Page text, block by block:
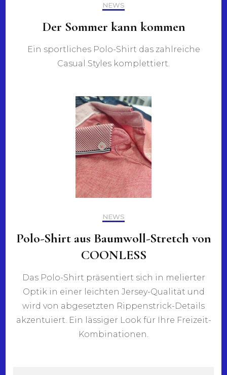
NEWS
Der Sommer kann kommen
Ein sportliches Polo-Shirt das zahlreiche
Casual Styles komplettiert.
NEWS
Polo-Shirt aus Baumwoll-Stretch von
COONLESS
Das Polo-Shirt präsentiert sich in melierter
Optik in einer leichten Jersey-Qualität und
wird von abgesetzten Rippenstrick-Details
akzentuiert. Ein lässiger Look für Ihre Freizeit-
Kombinationen.